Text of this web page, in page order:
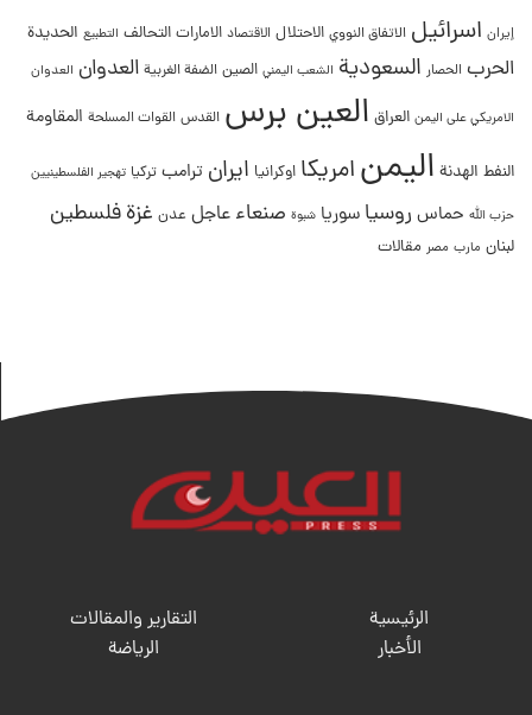
إيران اسرائيل الاتفاق النووي الاحتلال الاقتصاد الامارات التحالف التطبيع الحديدة
الحرب الحصار السعودية الشعب اليمني الصين الضفة الغربية العدوان العدوان
الامريكي على اليمن العراق العين برس القدس القوات المسلحة المقاومة
النفط الهدنة اليمنامريكا اوكرانيا ايران ترامب تركيا تهجير الفلسطينيين
حزب الله حماس روسيا سوريا شبوة صنعاء عاجل عدن غزةفلسطين
لبنان مارب مصر مقالات
الرئيسية
الأخبار
التقارير والمقالات
الریاضة